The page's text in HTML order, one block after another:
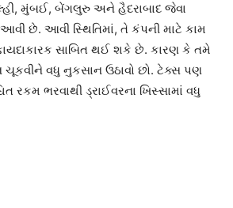
મુંબઈ, બેંગલુરુ અને હૈદરાબાદ જેવા
છે. આવી સ્થિતિમાં, તે કંપની માટે કામ
સાબિત થઈ શકે છે. કારણ કે તમે
ચૂકવીને વધુ નુકસાન ઉઠાવો છો. ટેક્સ પણ
રકમ ભરવાથી ડ્રાઈવરના ખિસ્સામાં વધુ